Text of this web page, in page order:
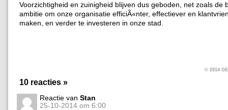
Voorzichtigheid en zuinigheid blijven dus geboden, net zoals de
ambitie om onze organisatie efficiÃ«nter, effectiever en
maken, en verder te investeren in onze stad.
© 2014
10 reacties »
Reactie van Stan
25-10-2014 om 6:00